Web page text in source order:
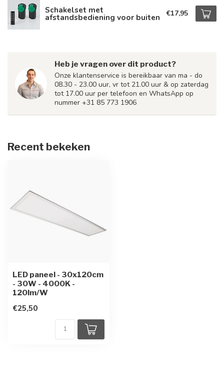
Schakelset met
afstandsbediening voor buiten €17,95
Heb je vragen over dit product?
Onze klantenservice is bereikbaar van ma - do
08.30 - 23.00 uur, vr tot 21.00 uur & op zaterdag
tot 17.00 uur per telefoon en WhatsApp op
nummer +31 85 773 1906
Recent bekeken
LED paneel - 30x120cm
- 30W - 4000K -
120lm/W
€25,50